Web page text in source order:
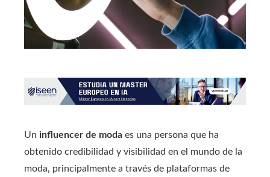
Un influencer de moda es una persona que ha
obtenido credibilidad y visibilidad en el mundo de la
moda, principalmente a través de plataformas de